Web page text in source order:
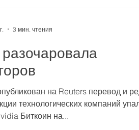
на Reuters перевод и
технологических компаний
Биткоин на...
3 мин. чтения